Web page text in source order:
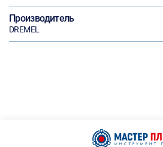
Производитель
DREMEL